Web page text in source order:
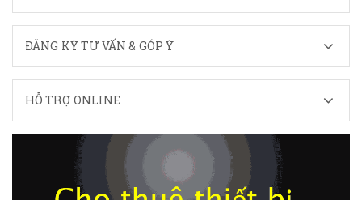
ĐĂNG KÝ TƯ VẤN & GÓP Ý
HỖ TRỢ ONLINE